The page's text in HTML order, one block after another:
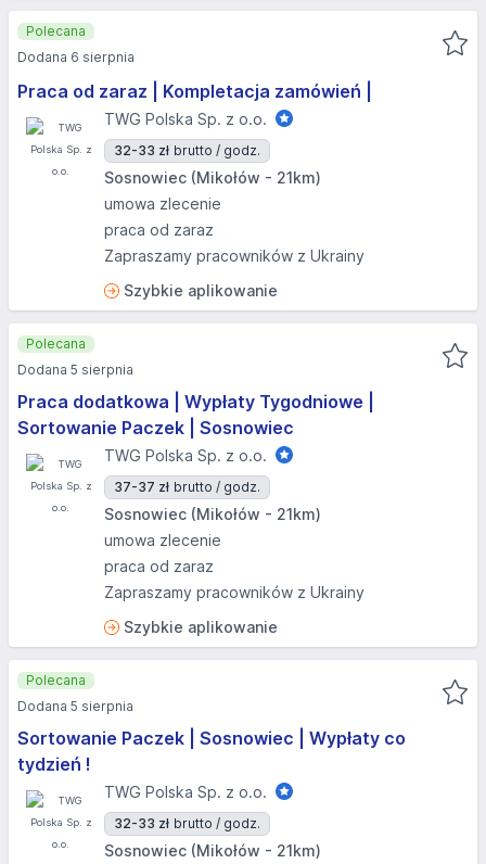
Praca od zaraz | Kompletacja zamówień |
TWG Polska Sp. z o.o.
32-33 zł brutto / godz.
Sosnowiec (Mikołów - 21km)
umowa zlecenie
praca od zaraz
Zapraszamy pracowników z Ukrainy
Szybkie aplikowanie
Polecana
Dodana 6 sierpnia
Praca dodatkowa | Wypłaty Tygodniowe |
Sortowanie Paczek | Sosnowiec
TWG Polska Sp. z o.o.
37-37 zł brutto / godz.
Sosnowiec (Mikołów - 21km)
umowa zlecenie
praca od zaraz
Zapraszamy pracowników z Ukrainy
Szybkie aplikowanie
Polecana
Dodana 5 sierpnia
Sortowanie Paczek | Sosnowiec | Wypłaty co
tydzień !
TWG Polska Sp. z o.o.
32-33 zł brutto / godz.
Sosnowiec (Mikołów - 21km)
Polecana
Dodana 5 sierpnia